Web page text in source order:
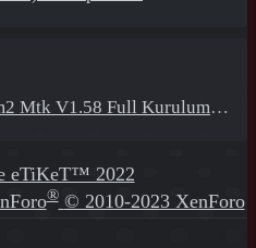
V1.58 Full Kurulum+Crack
eTiKeT™ 2022
® © 2010-2023 XenForo